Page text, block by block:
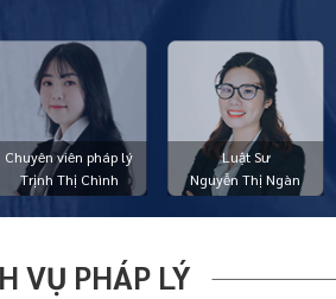
Chuyên viên pháp lý
Trịnh Thị Chình
Luật Sư
Nguyễn Thị Ngàn
VỤ PHÁP LÝ